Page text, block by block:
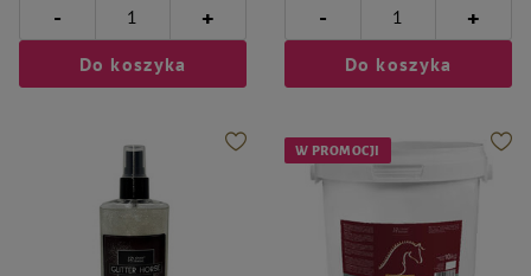
- +
Do koszyka
- +
Do koszyka
W PROMOCJI